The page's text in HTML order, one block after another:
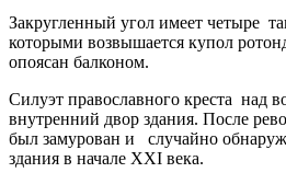
Закругленный угол имеет четыре
которыми возвышается купол
опоясан балконом.
Силуэт православного креста над
внутренний двор здания. После
был замурован и случайно
здания в начале ХХI века.